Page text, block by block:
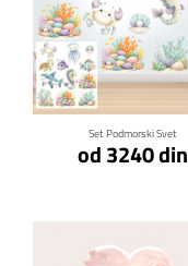
Set Podmorski Svet
od 3240 din
Klikni za detalje